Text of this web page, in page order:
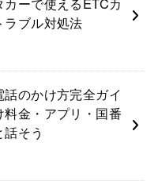
ブル対処法
のかけ方完全ガイ
料金・アプリ・国番
そう